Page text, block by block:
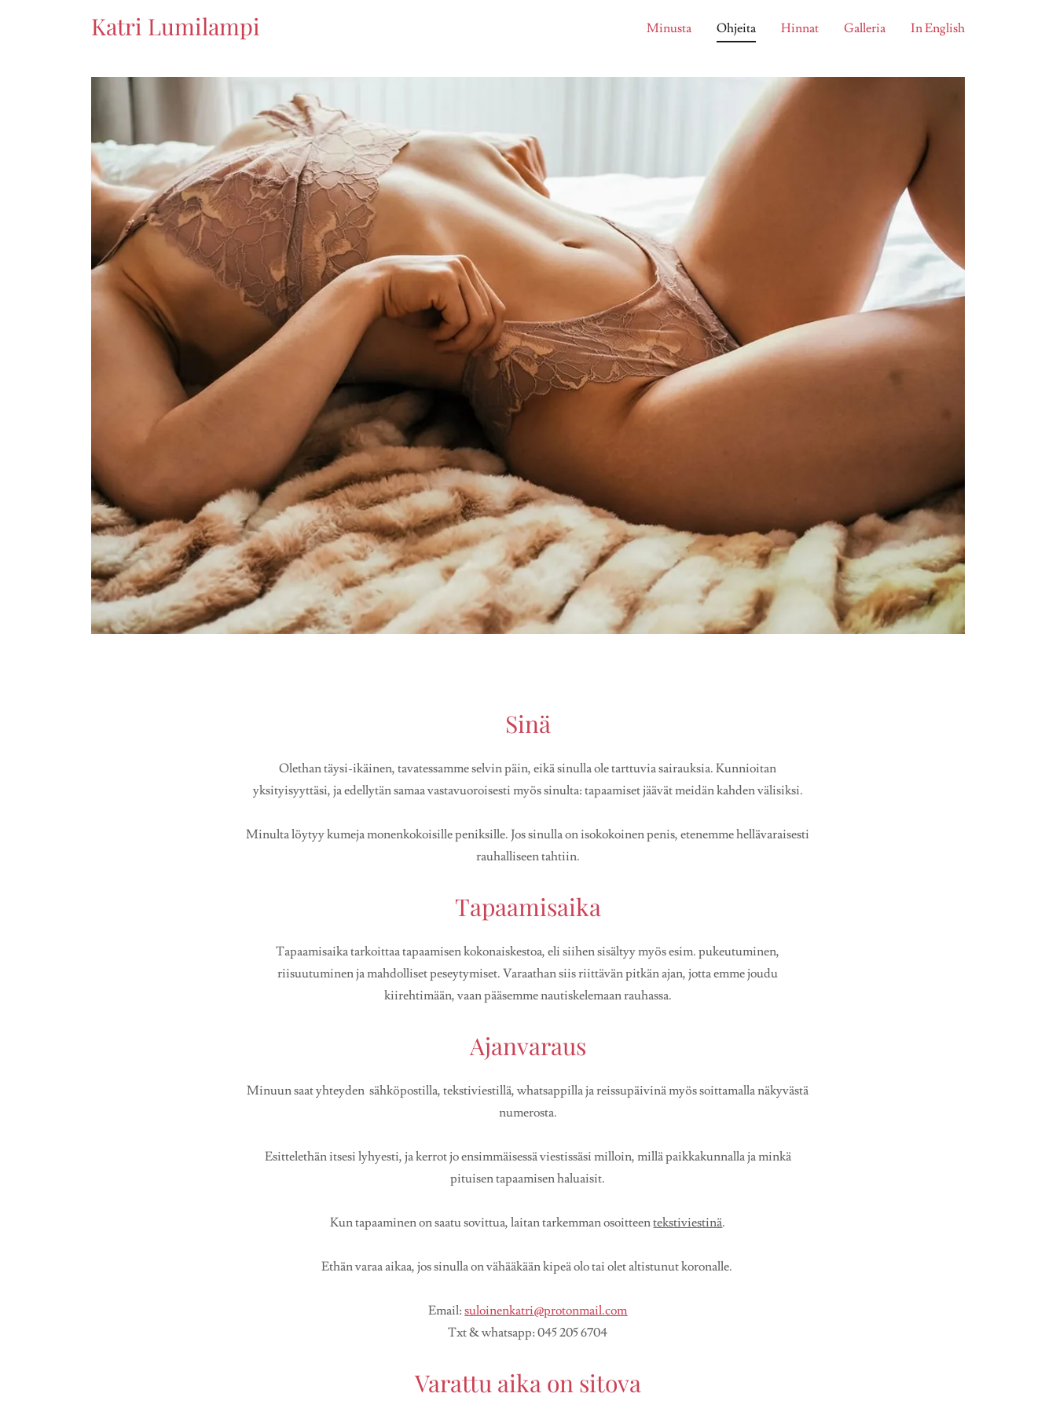
Katri Lumilampi Minusta Ohjeita Hinnat Galleria In English
Sinä
Olethan täysi-ikäinen, tavatessamme selvin päin, eikä sinulla ole tarttuvia sairauksia. Kunnioitan
yksityisyyttäsi, ja edellytän samaa vastavuoroisesti myös sinulta: tapaamiset jäävät meidän kahden välisiksi.
Minulta löytyy kumeja monenkokoisille peniksille. Jos sinulla on isokokoinen penis, etenemme hellävaraisesti
rauhalliseen tahtiin.
Tapaamisaika
Tapaamisaika tarkoittaa tapaamisen kokonaiskestoa, eli siihen sisältyy myös esim. pukeutuminen,
riisuutuminen ja mahdolliset peseytymiset. Varaathan siis riittävän pitkän ajan, jotta emme joudu
kiirehtimään, vaan pääsemme nautiskelemaan rauhassa.
Ajanvaraus
Minuun saat yhteyden sähköpostilla, tekstiviestillä, whatsappilla ja reissupäivinä myös soittamalla näkyvästä
numerosta.
Esittelethän itsesi lyhyesti, ja kerrot jo ensimmäisessä viestissäsi milloin, millä paikkakunnalla ja minkä
pituisen tapaamisen haluaisit.
Kun tapaaminen on saatu sovittua, laitan tarkemman osoitteentekstiviestinä.
Ethän varaa aikaa, jos sinulla on vähääkään kipeä olo tai olet altistunut koronalle.
Email:suloinenkatri@protonmail.com
Txt & whatsapp: 045 205 6704
Varattu aika on sitova